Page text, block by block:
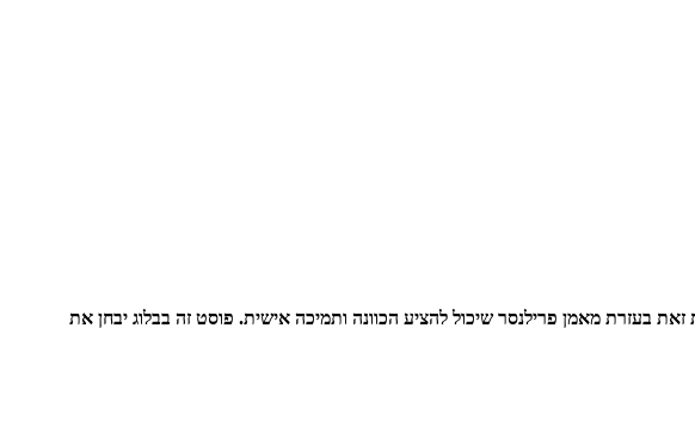
בעזרת מאמן פרילנסר שיכול להציע הכוונה ותמיכה אישית. פוסט זה בבלוג יבחן את